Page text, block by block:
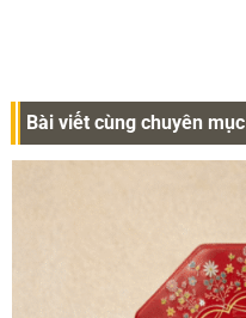
Bài viết cùng chuyên mục